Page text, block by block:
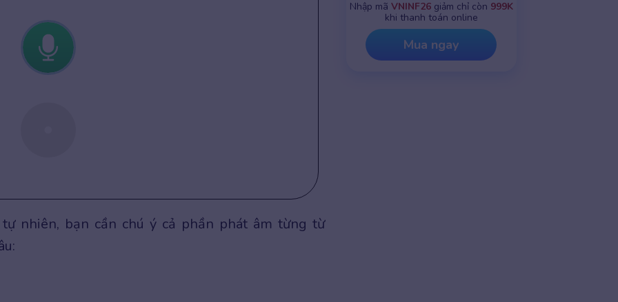
nhiên, bạn cần chú ý cả phần phát âm từng từ
Nhập mã VNINF26giảm chỉ còn 999K
khi thanh toán online
Mua ngay